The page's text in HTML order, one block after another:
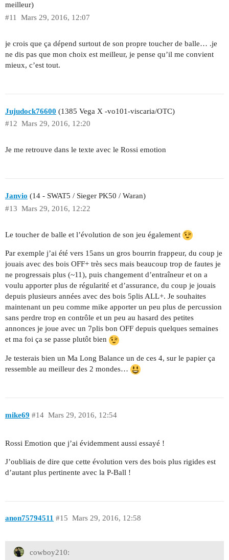
meilleur)
Mars 29, 2016, 12:07
#11
je crois que ça dépend surtout de son propre toucher de balle… .je
ne dis pas que mon choix est meilleur, je pense qu’il me convient
mieux, c’est tout.
Jujudock76600 (1385 Vega X -vo101-viscaria/OTC)
Mars 29, 2016, 12:20
#12
Je me retrouve dans le texte avec le Rossi emotion
Janvio (14 - SWAT5 / Sieger PK50 / Waran)
Mars 29, 2016, 12:22
#13
Le toucher de balle et l’évolution de son jeu également
Par exemple j’ai été vers 15ans un gros bourrin frappeur, du coup je
jouais avec des bois OFF+ très secs mais beaucoup trop de fautes je
ne progressais plus (~11), puis changement d’entraîneur et on a
voulu apporter plus de régularité et d’assurance, du coup je jouais
depuis plusieurs années avec des bois 5plis ALL+. Je souhaites
maintenant un peu comme mike apporter un peu plus de percussion
sans perdre trop en contrôle et un peu au hasard des petites
annonces je joue avec un 7plis bon OFF depuis quelques semaines
et ma foi ça se passe plutôt bien
Je testerais bien un Ma Long Balance un de ces 4, sur le papier ça
ressemble au meilleur des 2 mondes…
mike69 Mars 29, 2016, 12:54
#14
Rossi Emotion que j’ai évidemment aussi essayé !
J’oubliais de dire que cette évolution vers des bois plus rigides est
d’autant plus pertinente avec la P-Ball !
anon75794511 Mars 29, 2016, 12:58
#15
cowboy210: